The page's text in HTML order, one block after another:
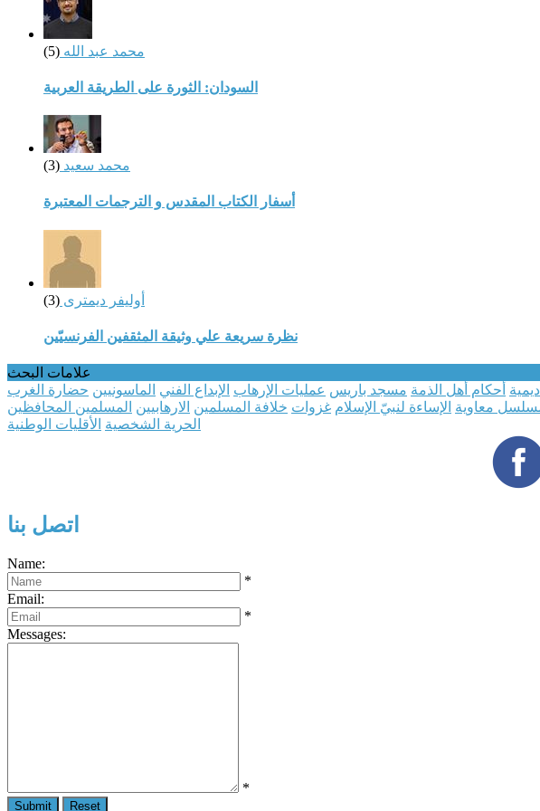
محمد عبد الله (5)
السودان: الثورة على الطريقة العربية
محمد سعيد (3)
أسفار الكتاب المقدس و الترجمات المعتبرة
أوليفر ديمترى (3)
نظرة سريعة علي وثيقة المثقفين الفرنسيّين
علامات البحث
أحكام أهل الذمة مسجد باريس عمليات الإرهاب الإبداع الفني الماسونيين حضارة الغرب
معاوية الإساءة لنبيّ الإسلام غزوات خلافة المسلمين الارهابيين المسلمين المحافظين
الحرية الشخصية الأقليات الوطنية
اتصل بنا
Name:
*
Email:
*
Messages:
*